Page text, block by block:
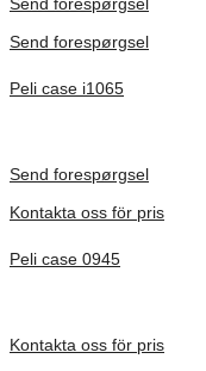
Send forespørgsel
Peli case i1065
Send forespørgsel
Kontakta oss för pris
Peli case 0945
Kontakta oss för pris